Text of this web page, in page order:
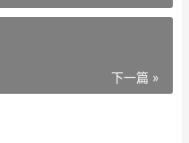
下一篇 »